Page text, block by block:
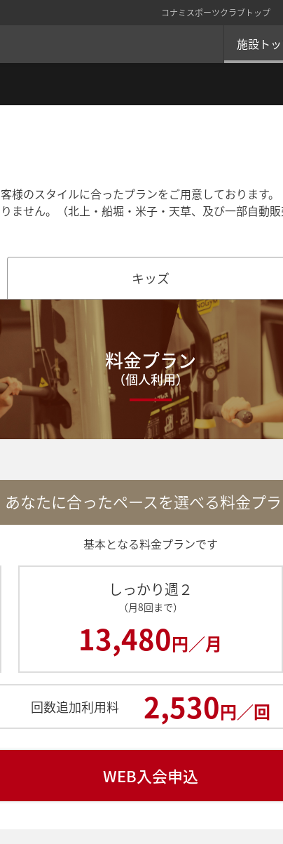
施設ト
コナミスポーツクラブトップ
のスタイルに合ったプランをご用意しております。
ません。（北上・船堀・米子・天草、及び一部自動
キッズ
料金プラン
（個人利用）
あなたに合ったペースを選べる料金プ
基本となる料金プランです
しっかり週２
（月8回まで）
13,480円／月
回数追加利用料 2,530円／回
WEB入会申込